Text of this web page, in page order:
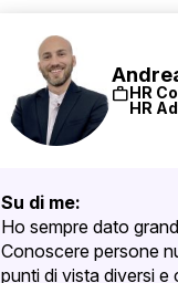
workHR
HR
Su di me:
Ho sempre dato
Conoscere persone
punti di vista diversi e